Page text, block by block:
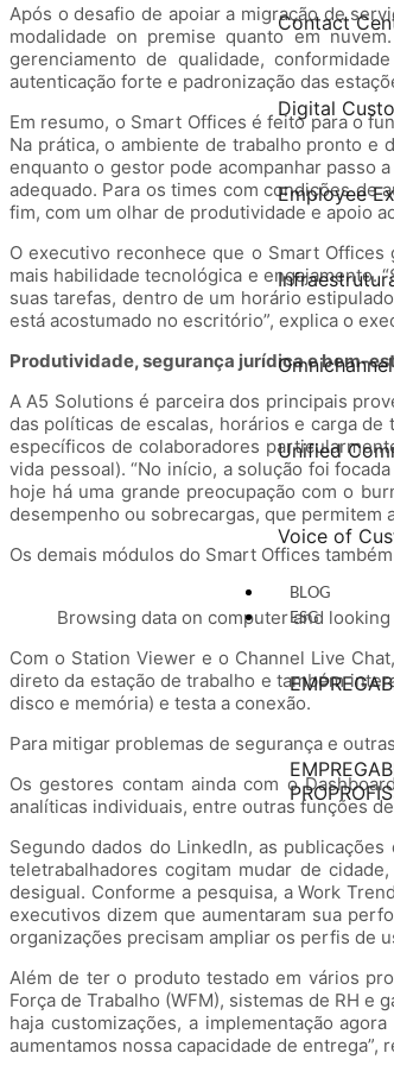
Contact
Digital
Employee
Omnichannel
Unified
Voice of
BLOG
ESG
Após o desafio de apoiar a migração de
modalidade on premise quanto em
gerenciamento de qualidade,
autenticação forte e padronização das
Em resumo, o Smart Offices é feito para o
Na prática, o ambiente de trabalho pronto e
enquanto o gestor pode acompanhar passo
adequado. Para os times com condições de
fim, com um olhar de produtividade e apoio
O executivo reconhece que o Smart
mais habilidade tecnológica e engajamento.
suas tarefas, dentro de um horário
está acostumado no escritório”, explica o
Produtividade, segurança jurídica e bem-
A A5 Solutions é parceira dos principais
das políticas de escalas, horários e carga
específicos de colaboradores
vida pessoal). “No início, a solução foi
hoje há uma grande preocupação com o
desempenho ou sobrecargas, que permitem
Os demais módulos do Smart Offices
Browsing data on computer and looking
Com o Station Viewer e o Channel Live
direto da estação de trabalho e também
disco e memória) e testa a conexão.
Para mitigar problemas de segurança e
Os gestores contam ainda com o
analíticas individuais, entre outras funções
Segundo dados do LinkedIn, as
teletrabalhadores cogitam mudar de
desigual. Conforme a pesquisa, a Work
executivos dizem que aumentaram sua
organizações precisam ampliar os perfis de
Além de ter o produto testado em vários
Força de Trabalho (WFM), sistemas de RH
haja customizações, a implementação
aumentamos nossa capacidade de entrega”,